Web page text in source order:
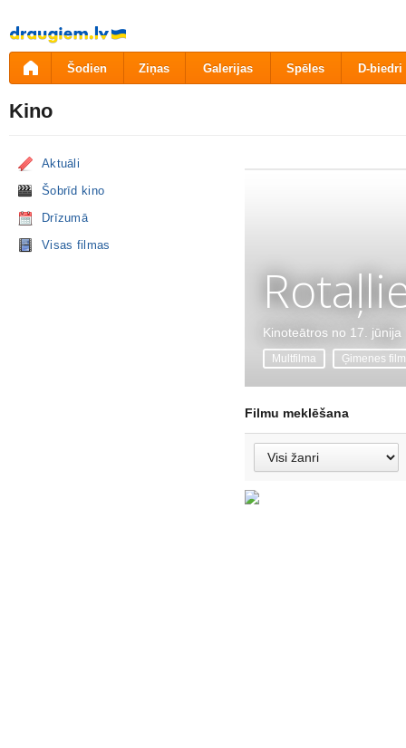
Pāriet
uz
saturu
Šodien Ziņas Galerijas Spēles D-biedri
Kino
Aktuāli
Šobrīd kino
Drīzumā
Visas filmas
Kinoteātros no 17. jūnija
Multfilma Ģimenes
Filmu meklēšana